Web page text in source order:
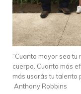
“Cuanto mayor sea
cuerpo. Cuanto más
más usarás tu talento
Anthony Robbins